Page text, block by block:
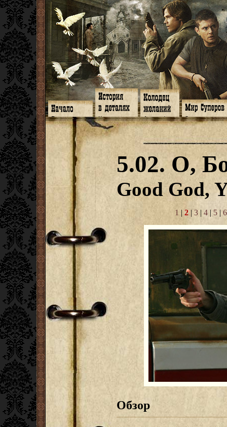
Главная
Программа
Форум
Facebook
Гостевая
Книги
Галереи
Музыка
Видео
Субтитры
Заметки
Мысли
Откровение
Арт-кафе
Игромания
Фанфики
Обои
Фанарт
Анекдоты
Передоз
Страшилки
Знакомство
Обитатели
Семейное
Дневник
Арсенал
СИЗО
Суперы от и
5.02. О,
Good God,
1 | 2 | 3| 4| 5 | 6
Обзор